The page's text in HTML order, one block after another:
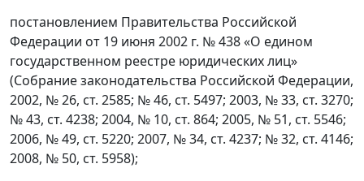
постановлением Правительства Российской
Федерации от 19 июня 2002 г. № 438 «О едином
государственном реестре юридических лиц»
(Собрание законодательства Российской Федерации,
2002, № 26, ст. 2585; № 46, ст. 5497; 2003, № 33, ст. 3270;
№ 43, ст. 4238; 2004, № 10, ст. 864; 2005, № 51, ст. 5546;
2006, № 49, ст. 5220; 2007, № 34, ст. 4237; № 32, ст. 4146;
2008, № 50, ст. 5958);